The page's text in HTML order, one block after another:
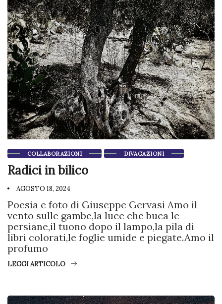
COLLABORAZIONI DIVAGAZIONI
Radici in bilico
AGOSTO 18, 2024
Poesia e foto di Giuseppe Gervasi Amo il
vento sulle gambe,la luce che buca le
persiane,il tuono dopo il lampo,la pila di
libri colorati,le foglie umide e piegate.Amo il
profumo
LEGGI ARTICOLO